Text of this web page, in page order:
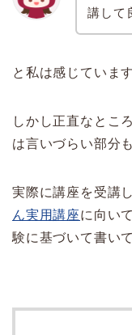
講して
と私は感じています
しかし正直なとこ
は言いづらい部分
実際に講座を受講
ん実用講座に向い
験に基づいて書い